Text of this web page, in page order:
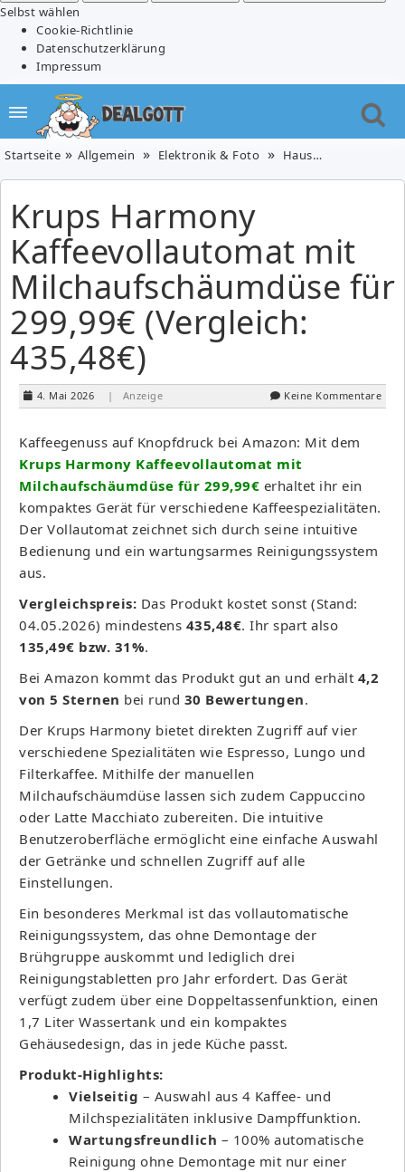
Selbst wählen
Cookie-Richtlinie
Datenschutzerklärung
Impressum
Startseite Allgemein Elektronik & Foto Haushaltsgeräte
Krups Harmony
Kaffeevollautomat mit
Milchaufschäumdüse für
299,99€ (Vergleich:
435,48€)
4. Mai 2026 | Anzeige Keine Kommentare
Kaffeegenuss auf Knopfdruck bei Amazon: Mit dem
Krups Harmony Kaffeevollautomat mit
Milchaufschäumdüse für 299,99€ erhaltet ihr ein
kompaktes Gerät für verschiedene Kaffeespezialitäten.
Der Vollautomat zeichnet sich durch seine intuitive
Bedienung und ein wartungsarmes Reinigungssystem
aus.
Vergleichspreis: Das Produkt kostet sonst (Stand:
04.05.2026) mindestens 435,48€. Ihr spart also
135,49€ bzw. 31%.
Bei Amazon kommt das Produkt gut an und erhält 4,2
von 5 Sternen bei rund 30 Bewertungen.
Der Krups Harmony bietet direkten Zugriff auf vier
verschiedene Spezialitäten wie Espresso, Lungo und
Filterkaffee. Mithilfe der manuellen
Milchaufschäumdüse lassen sich zudem Cappuccino
oder Latte Macchiato zubereiten. Die intuitive
Benutzeroberfläche ermöglicht eine einfache Auswahl
der Getränke und schnellen Zugriff auf alle
Einstellungen.
Ein besonderes Merkmal ist das vollautomatische
Reinigungssystem, das ohne Demontage der
Brühgruppe auskommt und lediglich drei
Reinigungstabletten pro Jahr erfordert. Das Gerät
verfügt zudem über eine Doppeltassenfunktion, einen
1,7 Liter Wassertank und ein kompaktes
Gehäusedesign, das in jede Küche passt.
Produkt-Highlights:
Vielseitig – Auswahl aus 4 Kaffee- und
Milchspezialitäten inklusive Dampffunktion.
Wartungsfreundlich – 100% automatische
Reinigung ohne Demontage mit nur einer